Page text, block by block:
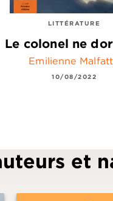
LITTÉRATURE
Le colonel ne
Emilienne
10/08/2022
et